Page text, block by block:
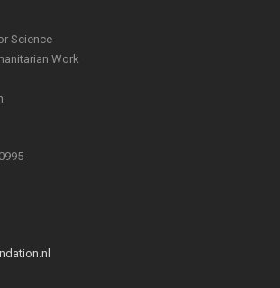
Science
Work